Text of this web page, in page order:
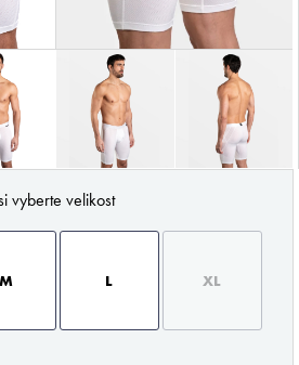
vyberte velikost
M L XL
OD NEJNOVĚJŠÍCH